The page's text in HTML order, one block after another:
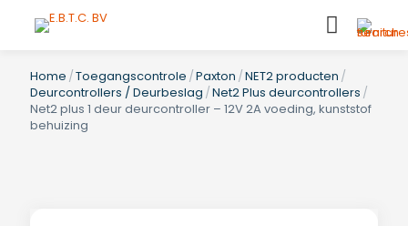
Home /Toegangscontrole /Paxton /NET2 producten /
Deurcontrollers / Deurbeslag /Net2 Plus deurcontrollers /
Net2 plus 1 deur deurcontroller – 12V 2A voeding, kunststof
behuizing